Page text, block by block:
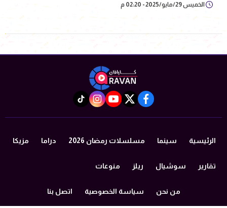
الخميس 29/مايو/2025 - 02:20 م
facebook
twitter
youtube
instagram
tiktok
الرئيسية سينما مسلسلات رمضان 2026 دراما مزيكا
تقارير سوشيال ريلز منوعات
من نحن سياسة الخصوصية اتصل بنا